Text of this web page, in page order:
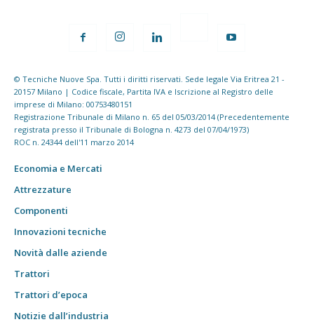
© Tecniche Nuove Spa. Tutti i diritti riservati. Sede legale Via Eritrea 21 -
20157 Milano | Codice fiscale, Partita IVA e Iscrizione al Registro delle
imprese di Milano: 00753480151
Registrazione Tribunale di Milano n. 65 del 05/03/2014 (Precedentemente
registrata presso il Tribunale di Bologna n. 4273 del 07/04/1973)
ROC n. 24344 dell'11 marzo 2014
Economia e Mercati
Attrezzature
Componenti
Innovazioni tecniche
Novità dalle aziende
Trattori
Trattori d’epoca
Notizie dall’industria